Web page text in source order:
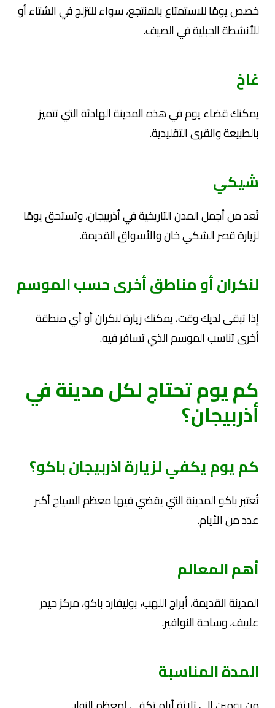
خصص يومًا للاستمتاع بالمنتجع، سواء للتزلج في الشتاء أو
للأنشطة الجبلية في الصيف.
غاخ
يمكنك قضاء يوم في هذه المدينة الهادئة التي تتميز
بالطبيعة والقرى التقليدية.
شيكي
تُعد من أجمل المدن التاريخية في أذربيجان، وتستحق يومًا
لزيارة قصر الشكي خان والأسواق القديمة.
لنكران أو مناطق أخرى حسب الموسم
إذا تبقى لديك وقت، يمكنك زيارة لنكران أو أي منطقة
أخرى تناسب الموسم الذي تسافر فيه.
كم يوم تحتاج لكل مدينة في
أذربيجان؟
كم يوم يكفي لزيارة اذربيجان باكو؟
تُعتبر باكو المدينة التي يقضي فيها معظم السياح أكبر
عدد من الأيام.
أهم المعالم
المدينة القديمة، أبراج اللهب، بوليفارد باكو، مركز حيدر
علييف، وساحة النوافير.
المدة المناسبة